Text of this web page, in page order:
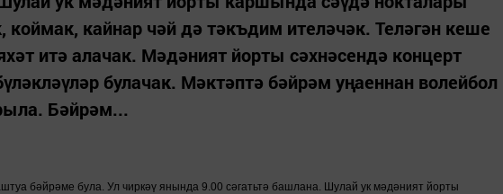
кайнар чәй дә тәкъдим ителәчәк. Теләгән кеше
итә алачак. Мәдәният йорты сәхнәсендә концерт
булачак. Мәктәптә бәйрәм уңаеннан волейбол
Бәйрәм...
бәйрәме була. Ул чиркәү янында 9.00 сәгатьтә башлана. Шулай ук мәдәният йорты